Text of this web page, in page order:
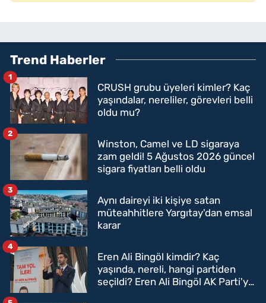
Trend Haberler
CRUSH grubu üyeleri kimler? Kaç
yaşındalar, nereliler, görevleri belli
oldu mu?
1
Winston, Camel ve LD sigaraya
zam geldi! 5 Ağustos 2026 güncel
sigara fiyatları belli oldu
2
Aynı daireyi iki kişiye satan
müteahhitlere Yargıtay'dan emsal
karar
3
Eren Ali Bingöl kimdir? Kaç
yaşında, nereli, hangi partiden
seçildi? Eren Ali Bingöl AK Parti'ye
4